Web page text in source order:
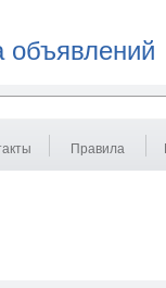
объявлений
Правила